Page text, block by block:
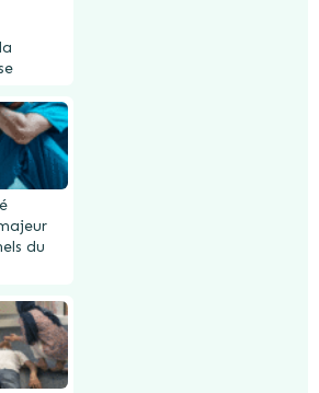
du